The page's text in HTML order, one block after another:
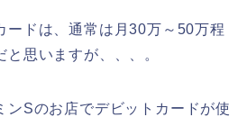
ードは、通常は月30万～50万程
思いますが、、、。
ンSのお店でデビットカードが使